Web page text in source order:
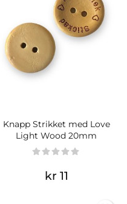
Knapp Strikket med Love
Light Wood 20mm
kr 11